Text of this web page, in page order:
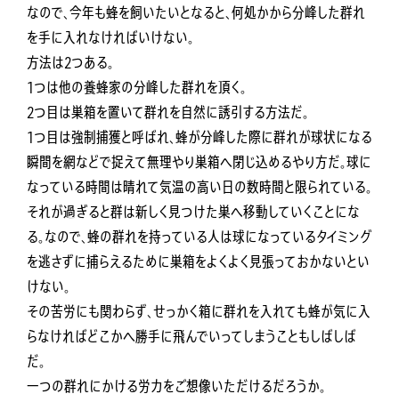
なので、今年も蜂を飼いたいとなると、何処かから分峰した群れ
を手に入れなければいけない。
方法は2つある。
1つは他の養蜂家の分峰した群れを頂く。
2つ目は巣箱を置いて群れを自然に誘引する方法だ。
1つ目は強制捕獲と呼ばれ、蜂が分峰した際に群れが球状になる
瞬間を網などで捉えて無理やり巣箱へ閉じ込めるやり方だ。球に
なっている時間は晴れて気温の高い日の数時間と限られている。
それが過ぎると群は新しく見つけた巣へ移動していくことにな
る。なので、蜂の群れを持っている人は球になっているタイミング
を逃さずに捕らえるために巣箱をよくよく見張っておかないとい
けない。
その苦労にも関わらず、せっかく箱に群れを入れても蜂が気に入
らなければどこかへ勝手に飛んでいってしまうこともしばしば
だ。
一つの群れにかける労力をご想像いただけるだろうか。